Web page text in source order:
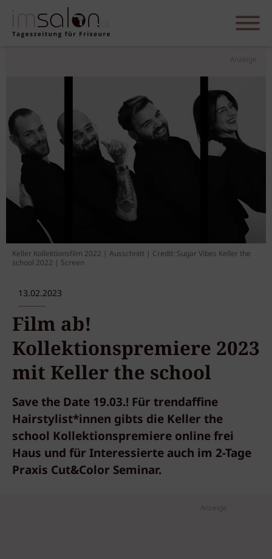
Anzeige
Keller Kollektionsfilm 2022 | Ausschnitt | Credit: Sugar Vibes Keller the
school 2022 | Screen
13.02.2023
Film ab!
Kollektionspremiere 2023
mit Keller the school
Save the Date 19.03.! Für trendaffine
Hairstylist*innen gibts die Keller the
school Kollektionspremiere online frei
Haus und für Interessierte auch im 2-Tage
Praxis Cut&Color Seminar.
Anzeige